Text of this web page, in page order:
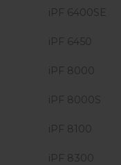
iPF 6400SE
iPF 6450
iPF 8000
iPF 8000S
iPF 8100
iPF 8300